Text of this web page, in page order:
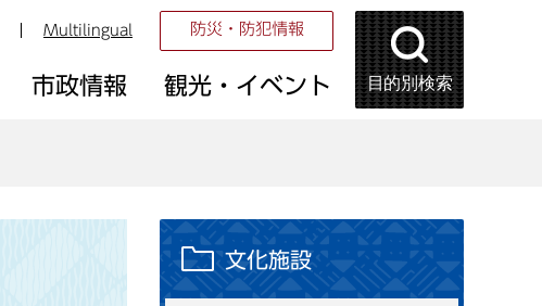
Multilingual 防災・防犯情報
市政情報 観光・イベント 目的別検索
文化施設